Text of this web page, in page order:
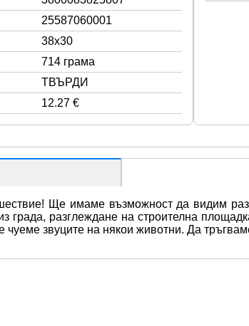
25587060001
38x30
714 грама
ТВЪРДИ
12.27 €
Ще имаме възможност да видим
разглеждане на строителна
звуците на някои животни. Да